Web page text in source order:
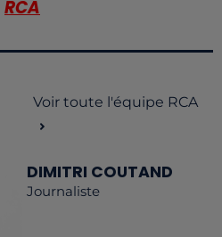
RCA
Voir toute l'équipe RCA
DIMITRI COUTAND
Journaliste